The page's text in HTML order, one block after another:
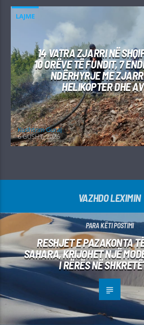
LAJME
14 VATRA ZJARRI NË
10 ORËVE TË FUNDIT, 7
NDËRHYRJE ME
HELIKOPTER DHE
Kushtrim Guraj
6 GUSHT, 2026
VAZHDO LEXIMIN
PARA KËTI POSTIMI
RESHJET E PAZAKONTA
SAHARA, KRIJOHET NJË
I RËRËS NË